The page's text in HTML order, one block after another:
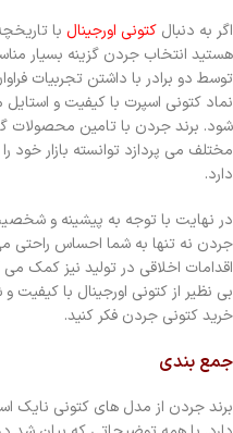
اگر به دنبال کتونی اورجینال با
توسط دو برادر با داشتن تجربیات
نماد کتونی اسپرت با کیفیت و
شود. برند جردن با تامین محصولات
مختلف می پردازد توانسته بازار خود
دارد.
در نهایت با توجه به پیشینه و
جردن نه تنها به شما احساس
اقدامات اخلاقی در تولید نیز کمک
بی نظیر از کتونی اورجینال با
خرید کتونی جردن فکر کنید.
جمع بندی
برند جردن از مدل های کتونی نایک